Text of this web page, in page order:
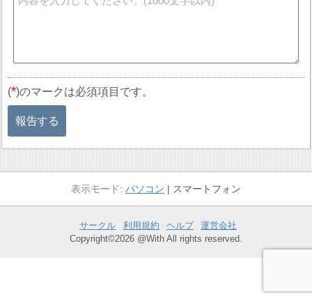
(*)のマークは必須項目です。
報告する
パソコン スマートフォン
サークル 利用規約 ヘルプ
運営会社
Copyright©2026 @With All rights reserved.